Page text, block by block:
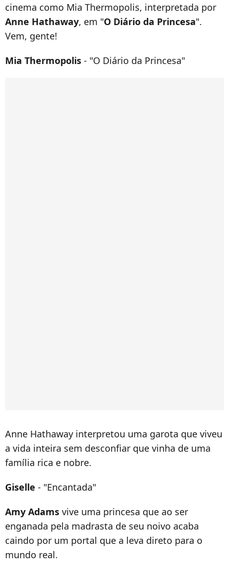
cinema como Mia Thermopolis, interpretada por
Anne Hathaway, em "O Diário da Princesa".
Vem, gente!
Mia Thermopolis - "O Diário da Princesa"
Anne Hathaway interpretou uma garota que viveu
a vida inteira sem desconfiar que vinha de uma
família rica e nobre.
Giselle - "Encantada"
Amy Adams vive uma princesa que ao ser
enganada pela madrasta de seu noivo acaba
caindo por um portal que a leva direto para o
mundo real.